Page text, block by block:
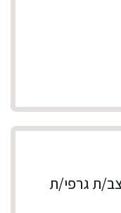
ת גרפי/ת